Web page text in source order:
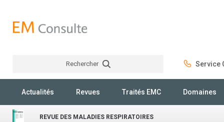
Rechercher Service
Actualités Revues Traités EMC Domaines
REVUE DES MALADIES RESPIRATOIRES